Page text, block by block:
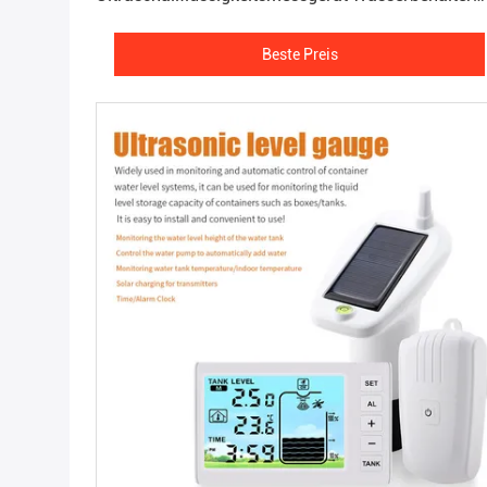
Beste Preis